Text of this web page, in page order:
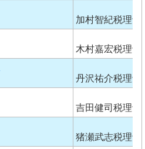
加村智紀税理士
木村嘉宏税理士
丹沢祐介税理士
吉田健司税理士
猪瀬武志税理士